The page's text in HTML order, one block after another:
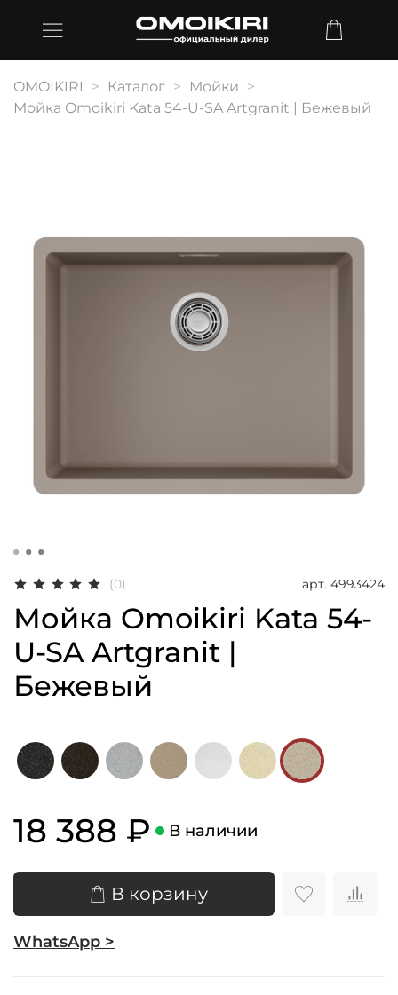
OMOIKIRI Каталог
Мойки
Мойка Omoikiri Kata 54-U-SA Artgranit | Бежевый
(0) арт. 4993424
Мойка Omoikiri Kata 54-
U-SA Artgranit |
Бежевый
18 388 ₽ В наличии
В корзину
WhatsApp >